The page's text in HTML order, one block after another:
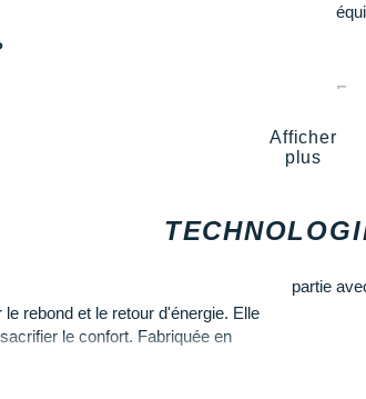
etrestitue de l'énergie à
de
Afficher
plus
rebond et le retour d'énergie. Elle
le confort. Fabriquée en
partie